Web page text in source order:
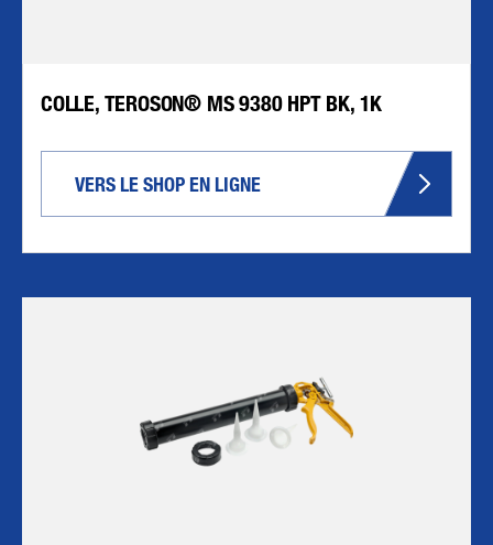
COLLE, TEROSON® MS 9380 HPT BK, 1K
VERS LE SHOP EN LIGNE